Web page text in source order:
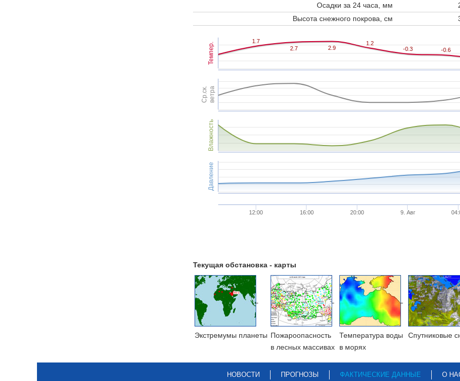
Осадки за 24 часа, мм
Высота снежного покрова, см
Темпер.
Ср.ск.ветра
Влажность
Давление
1.7
1.7
2.7
2.7 2.9
2.9
1.2
1.2
-0.3
-0.3 -0.6
-0.6
12:00 16:00 20:00 9. Авг
Текущая обстановка - карты
Экстремумы планеты Пожароопасность
в лесных массивах
Температура воды
в морях
Cпутниковые
НОВОСТИ ПРОГНОЗЫ ФАКТИЧЕСКИЕ ДАННЫЕ О